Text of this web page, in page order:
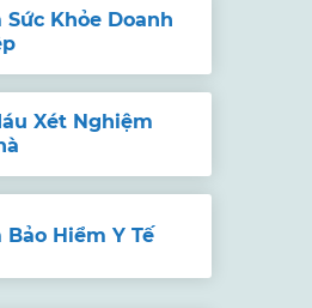
Sức Khỏe Doanh
Xét Nghiệm
Bảo Hiểm Y Tế